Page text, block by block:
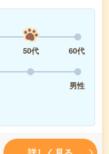
50代
60代
男性